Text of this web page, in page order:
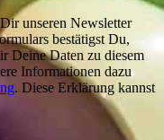
unseren Newsletter
bestätigst Du,
Deine Daten zu diesem
Informationen dazu
. Diese Erklärung kannst